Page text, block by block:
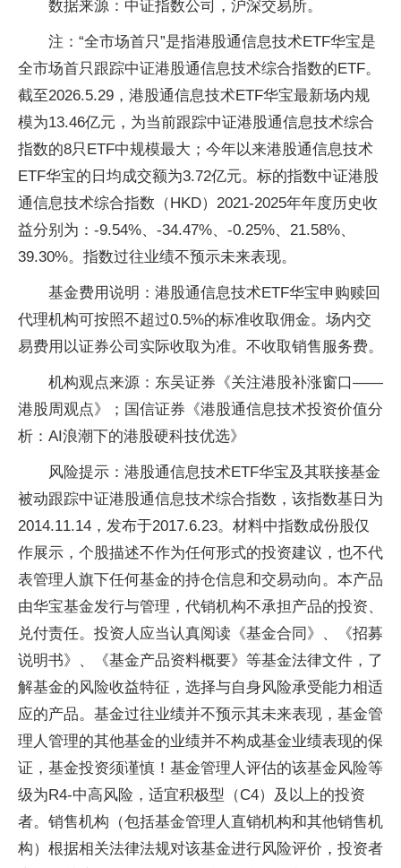
数据来源：中证指数公司，沪深交易所。
注：“全市场首只”是指港股通信息技术ETF华宝是
全市场首只跟踪中证港股通信息技术综合指数的ETF。
截至2026.5.29，港股通信息技术ETF华宝最新场内规
模为13.46亿元，为当前跟踪中证港股通信息技术综合
指数的8只ETF中规模最大；今年以来港股通信息技术
ETF华宝的日均成交额为3.72亿元。标的指数中证港股
通信息技术综合指数（HKD）2021-2025年年度历史收
益分别为：-9.54%、-34.47%、-0.25%、21.58%、
39.30%。指数过往业绩不预示未来表现。
基金费用说明：港股通信息技术ETF华宝申购赎回
代理机构可按照不超过0.5%的标准收取佣金。场内交
易费用以证券公司实际收取为准。不收取销售服务费。
机构观点来源：东吴证券《关注港股补涨窗口——
港股周观点》；国信证券《港股通信息技术投资价值分
析：AI浪潮下的港股硬科技优选》
风险提示：港股通信息技术ETF华宝及其联接基金
被动跟踪中证港股通信息技术综合指数，该指数基日为
2014.11.14，发布于2017.6.23。材料中指数成份股仅
作展示，个股描述不作为任何形式的投资建议，也不代
表管理人旗下任何基金的持仓信息和交易动向。本产品
由华宝基金发行与管理，代销机构不承担产品的投资、
兑付责任。投资人应当认真阅读《基金合同》、《招募
说明书》、《基金产品资料概要》等基金法律文件，了
解基金的风险收益特征，选择与自身风险承受能力相适
应的产品。基金过往业绩并不预示其未来表现，基金管
理人管理的其他基金的业绩并不构成基金业绩表现的保
证，基金投资须谨慎！基金管理人评估的该基金风险等
级为R4-中高风险，适宜积极型（C4）及以上的投资
者。销售机构（包括基金管理人直销机构和其他销售机
构）根据相关法律法规对该基金进行风险评价，投资者